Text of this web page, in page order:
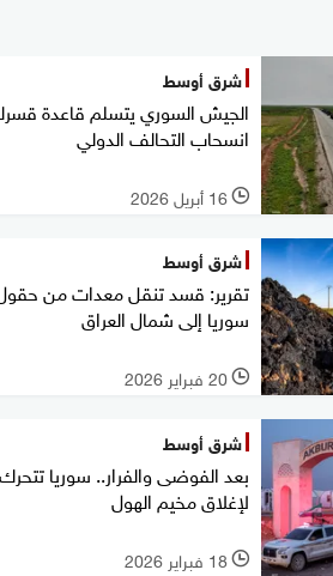
شرق أوسط
الجيش السوري يتسلم قاعدة
انسحاب التحالف الدولي
l 16 أبريل 2026
شرق أوسط
تقرير: قسد تنقل معدات من
سوريا إلى شمال العراق
l 20 فبراير 2026
شرق أوسط
بعد الفوضى والفرار.. سوريا تتحرك
لإغلاق مخيم الهول
l 18 فبراير 2026